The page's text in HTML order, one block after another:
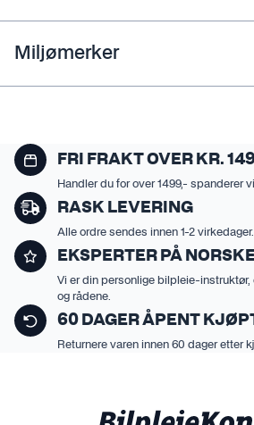
Miljømerker
FRI FRAKT OVER KR.
Handler du for over 1499,- spanderer
RASK LEVERING
Alle ordre sendes innen 1-2
EKSPERTER PÅ
Vi er din personlige bilpleie-
og rådene.
60 DAGER ÅPENT
Returnere varen innen 60 dager etter